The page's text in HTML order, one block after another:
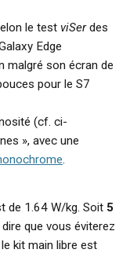
le test viSerdes
Edge
malgré son écran de
pour le S7
(cf. ci-
», avec une
.
de 1.64 W/kg. Soit 5
que vous éviterez
kit main libre est